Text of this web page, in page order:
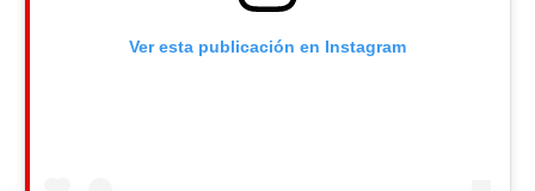
Ver esta publicación en Instagram